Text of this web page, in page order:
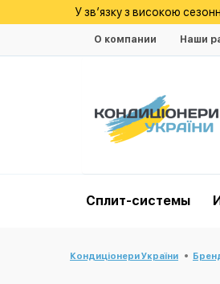
У зв’язку з високою
О компании Наши
Cплит-системы
Кондиціонери України